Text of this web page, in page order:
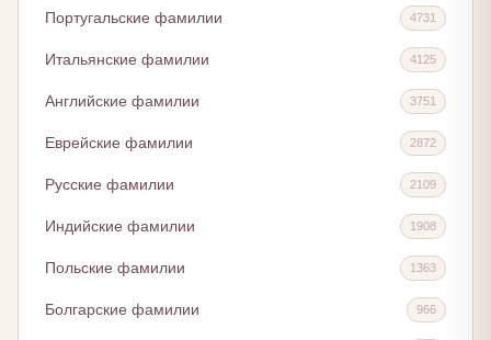
Португальские фамилии 4731
Итальянские фамилии 4125
Английские фамилии 3751
Еврейские фамилии 2872
Русские фамилии 2109
Индийские фамилии 1908
Польские фамилии 1363
Болгарские фамилии 966